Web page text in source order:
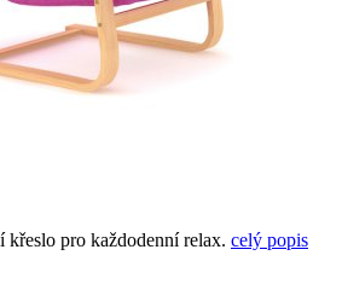
křeslo pro každodenní relax. celý popis